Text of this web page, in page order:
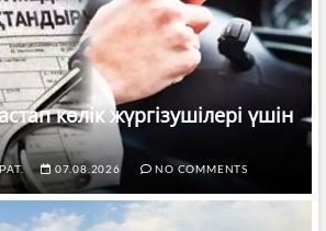
көлік жүргізушілері үшін
07.08.2026 NO COMMENTS